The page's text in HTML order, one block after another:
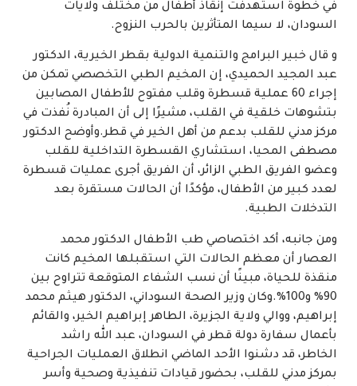
في خطوة استهدفت إنقاذ أطفال من مختلف ولايات
السودان، لا سيما المتأثرين بالحرب النزوح.
و قال خبير البرامج والتنمية الدولية بقطر الخيرية، الدكتور
عبد المجيد الحميدي، إن المخيم الطبي التخصصي تمكن من
إجراء 60 عملية قسطرة وقلب مفتوح للأطفال المصابين
بتشوهات خلقية في القلب، مشيرًا إلى أن المبادرة نُفذت في
مركز مدني للقلب بدعم من أهل الخير في قطر.وأوضح الدكتور
مصطفى المحيا، استشاري القسطرة التداخلية للقلب
وعضو الفريق الطبي الزائر، أن الفريق أجرى عمليات قسطرة
لعدد كبير من الأطفال، مؤكدًا أن الحالات مستقرة بعد
التدخلات الطبية.
ومن جانبه، أكد اختصاصي طب الأطفال الدكتور محمد
العصار أن معظم الحالات التي استقبلها المخيم كانت
منقذة للحياة، مبينًا أن نسب الشفاء المتوقعة تتراوح بين
90% و100%.وكان وزير الصحة السوداني، الدكتور هيثم محمد
إبراهيم، ووالي ولاية الجزيرة، الطاهر إبراهيم الخير، والقائم
بأعمال سفارة دولة قطر في السودان، عبد الله راشد
الخاطر، قد دشنوا الأحد الماضي انطلاق العمليات الجراحية
بمركز مدني للقلب، بحضور قيادات تنفيذية وصحية وأسر